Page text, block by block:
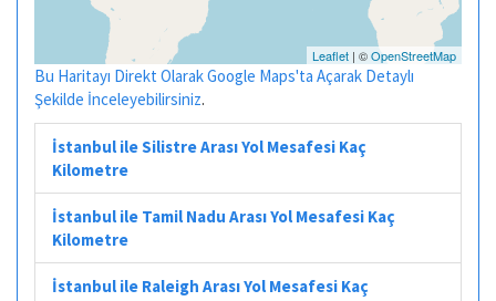
Leaflet | ©OpenStreetMap
Bu Haritayı Direkt Olarak Google Maps'ta Açarak Detaylı
Şekilde İnceleyebilirsiniz.
İstanbul ile Silistre Arası Yol Mesafesi Kaç
Kilometre
İstanbul ile Tamil Nadu Arası Yol Mesafesi Kaç
Kilometre
İstanbul ile Raleigh Arası Yol Mesafesi Kaç